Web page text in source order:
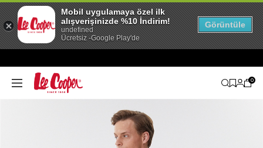
0
Mobil uygulamaya özel ilk
alışverişinizde %10 İndirim!
undefined
Ücretsiz -Google Play'de
Görüntüle